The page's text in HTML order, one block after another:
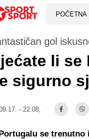
POČETNA
gol
li se
sigurno
- 22:08,
se trenutno